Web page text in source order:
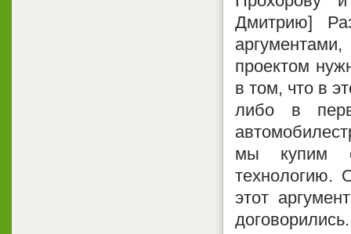
Дмитрию]
проектом
в том, что в
либо в
мы купим
технологию.
этот
договорились.